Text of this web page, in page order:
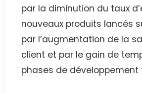
par la diminution du taux
nouveaux produits lancés
par l’augmentation de la
client et par le gain de
phases de développement